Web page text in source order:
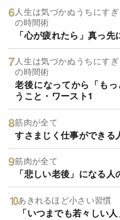
人生は気づかぬうちにす
の時間術
「心が疲れたら」真っ
人生は気づかぬうちにす
の時間術
老後になってから「も
うこと・ワースト1
筋肉が全て
すさまじく仕事ができる
筋肉が全て
「悲しい老後」になる
あきれるほど小さい習慣
「いつまでも若々しい